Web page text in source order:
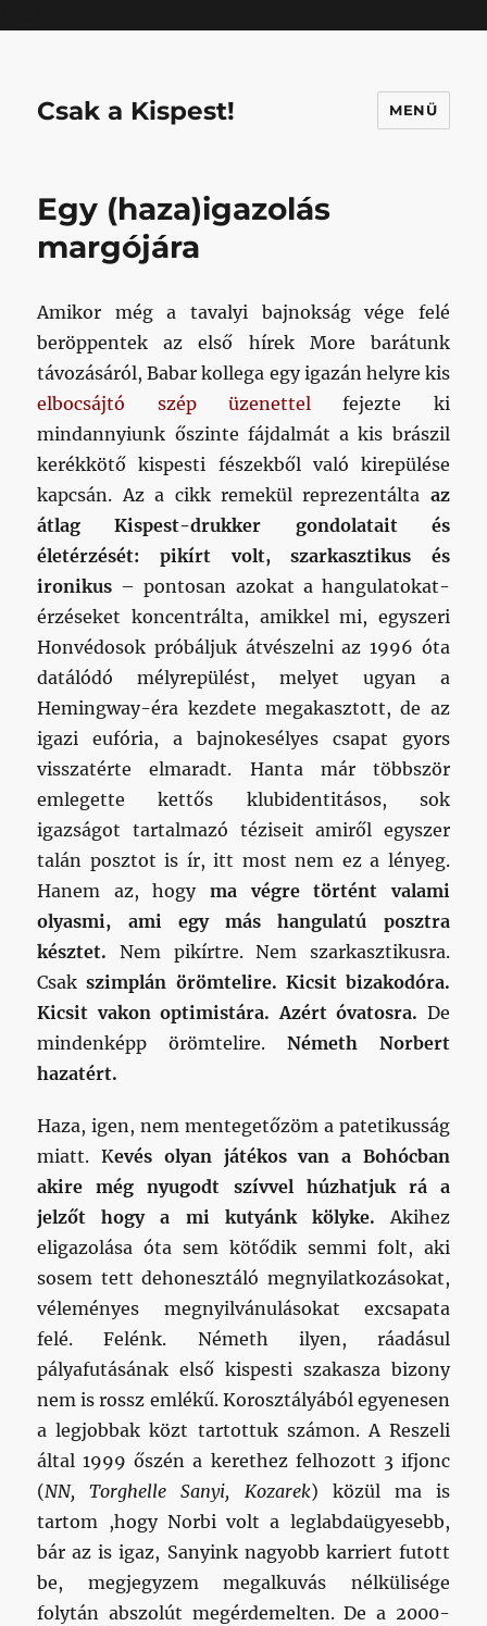
Csak a Kispest! MENÜ
Egy (haza)igazolás
margójára
Amikor még a tavalyi bajnokság vége felé
beröppentek az első hírek More barátunk
távozásáról, Babar kollega egy igazán helyre kis
elbocsájtó szép üzenettelfejezte ki
mindannyiunk őszinte fájdalmát a kis brászil
kerékkötő kispesti fészekből való kirepülése
kapcsán. Az a cikk remekül reprezentálta az
átlag Kispest-drukker gondolatait és
életérzését: pikírt volt, szarkasztikus és
ironikus – pontosan azokat a hangulatokat-
érzéseket koncentrálta, amikkel mi, egyszeri
Honvédosok próbáljuk átvészelni az 1996 óta
datálódó mélyrepülést, melyet ugyan a
Hemingway-éra kezdete megakasztott, de az
igazi eufória, a bajnokesélyes csapat gyors
visszatérte elmaradt. Hanta már többször
emlegette kettős klubidentitásos, sok
igazságot tartalmazó téziseit amiről egyszer
talán posztot is ír, itt most nem ez a lényeg.
Hanem az, hogy ma végre történt valami
olyasmi, ami egy más hangulatú posztra
késztet. Nem pikírtre. Nem szarkasztikusra.
Csakszimplán örömtelire. Kicsit bizakodóra.
Kicsit vakon optimistára. Azért óvatosra. De
mindenképp örömtelire. Németh Norbert
hazatért.
Haza, igen, nem mentegetőzöm a patetikusság
miatt. Kevés olyan játékos van a Bohócban
akire még nyugodt szívvel húzhatjuk rá a
jelzőt hogy a mi kutyánk kölyke.Akihez
eligazolása óta sem kötődik semmi folt, aki
sosem tett dehonesztáló megnyilatkozásokat,
véleményes megnyilvánulásokat excsapata
felé. Felénk. Németh ilyen, ráadásul
pályafutásának első kispesti szakasza bizony
nem is rossz emlékű. Korosztályából egyenesen
a legjobbak közt tartottuk számon. A Reszeli
által 1999 őszén a kerethez felhozott 3 ifjonc
(NN, Torghelle Sanyi, Kozarek) közül ma is
tartom ,hogy Norbi volt a leglabdaügyesebb,
bár az is igaz, Sanyink nagyobb karriert futott
be, megjegyzem megalkuvás nélkülisége
folytán abszolút megérdemelten. De a 2000-